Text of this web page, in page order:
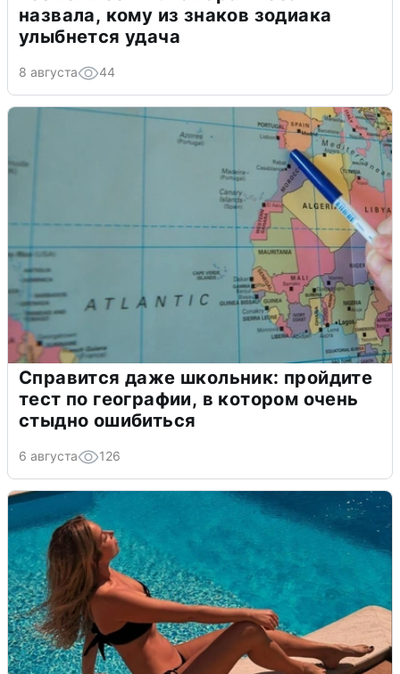
назвала, кому из знаков зодиака
улыбнется удача
8 августа 44
Справится даже школьник: пройдите
тест по географии, в котором очень
стыдно ошибиться
6 августа 126